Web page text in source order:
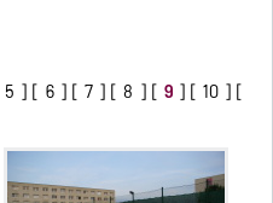
5 ] [ 6 ] [ 7 ] [ 8 ] [ 9 ] [ 10 ] [